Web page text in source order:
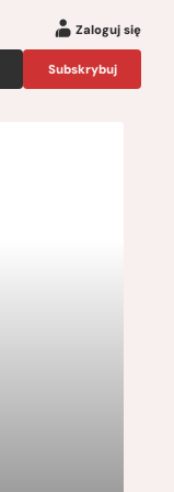
Zaloguj się
Subskrybuj